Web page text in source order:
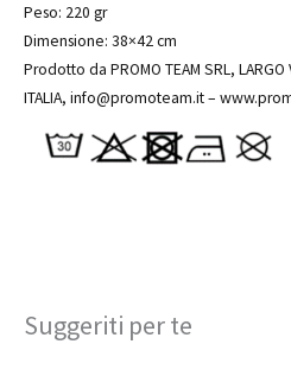
Peso: 220 gr
Dimensione: 38×42 cm
Prodotto da PROMO TEAM SRL, LARGO
ITALIA, info@promoteam.it –
Suggeriti per te